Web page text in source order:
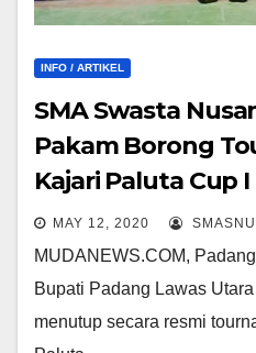
INFO / ARTIKEL
SMA Swasta
Pakam Borong
Kajari Paluta Cup I
MAY 12, 2020
MUDANEWS.COM,
Bupati Padang Lawas
menutup secara resmi